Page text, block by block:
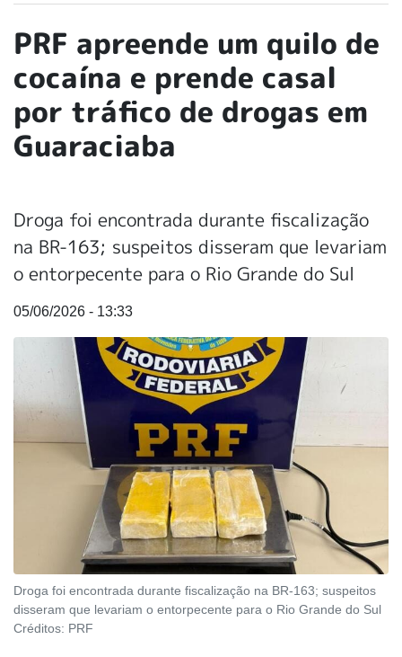
PRF apreende um quilo de
cocaína e prende casal
por tráfico de drogas em
Guaraciaba
Droga foi encontrada durante fiscalização
na BR-163; suspeitos disseram que levariam
o entorpecente para o Rio Grande do Sul
05/06/2026 - 13:33
Droga foi encontrada durante fiscalização na BR-163; suspeitos
disseram que levariam o entorpecente para o Rio Grande do Sul
Créditos: PRF